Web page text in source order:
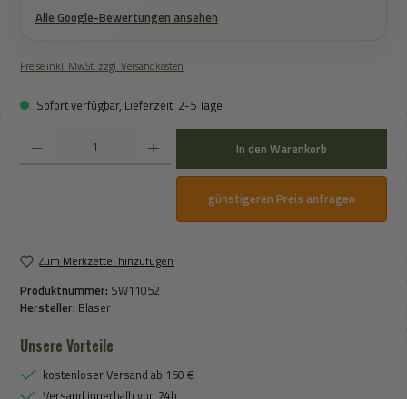
Alle Google-Bewertungen ansehen
Preise inkl. MwSt. zzgl. Versandkosten
Sofort verfügbar, Lieferzeit: 2-5 Tage
In den Warenkorb
günstigeren Preis anfragen
Zum Merkzettel hinzufügen
Produktnummer: SW11052
Hersteller: Blaser
Unsere Vorteile
kostenloser Versand ab 150 €
Versand innerhalb von 24h